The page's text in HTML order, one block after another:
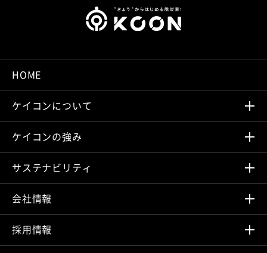
HOME
ケイコンについて
ケイコンの強み
サステナビリティ
会社情報
採⽤情報